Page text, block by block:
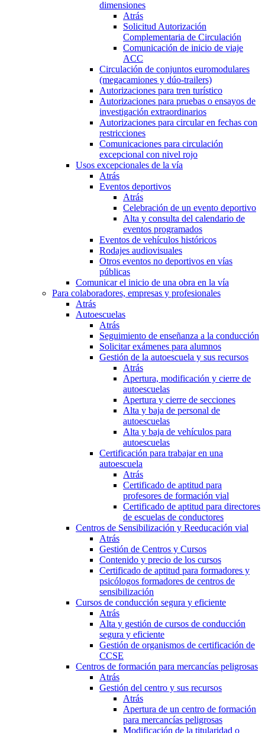
dimensiones
Atrás
Solicitud Autorización
Complementaria de Circulación
Comunicación de inicio de viaje
ACC
Circulación de conjuntos euromodulares
(megacamiones y dúo-trailers)
Autorizaciones para tren turístico
Autorizaciones para pruebas o ensayos de
investigación extraordinarios
Autorizaciones para circular en fechas con
restricciones
Comunicaciones para circulación
excepcional con nivel rojo
Usos excepcionales de la vía
Atrás
Eventos deportivos
Atrás
Celebración de un evento deportivo
Alta y consulta del calendario de
eventos programados
Eventos de vehículos históricos
Rodajes audiovisuales
Otros eventos no deportivos en vías
públicas
Comunicar el inicio de una obra en la vía
Para colaboradores, empresas y profesionales
Atrás
Autoescuelas
Atrás
Seguimiento de enseñanza a la conducción
Solicitar exámenes para alumnos
Gestión de la autoescuela y sus recursos
Atrás
Apertura, modificación y cierre de
autoescuelas
Apertura y cierre de secciones
Alta y baja de personal de
autoescuelas
Alta y baja de vehículos para
autoescuelas
Certificación para trabajar en una
autoescuela
Atrás
Certificado de aptitud para
profesores de formación vial
Certificado de aptitud para directores
de escuelas de conductores
Centros de Sensibilización y Reeducación vial
Atrás
Gestión de Centros y Cursos
Contenido y precio de los cursos
Certificado de aptitud para formadores y
psicólogos formadores de centros de
sensibilización
Cursos de conducción segura y eficiente
Atrás
Alta y gestión de cursos de conducción
segura y eficiente
Gestión de organismos de certificación de
CCSE
Centros de formación para mercancías peligrosas
Atrás
Gestión del centro y sus recursos
Atrás
Apertura de un centro de formación
para mercancías peligrosas
Modificación de la titularidad o